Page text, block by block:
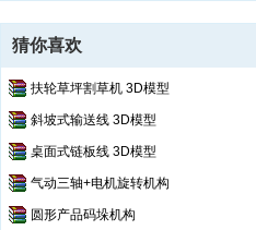
猜你喜欢
扶轮草坪割草机 3D模型
斜坡式输送线 3D模型
桌面式链板线 3D模型
气动三轴+电机旋转机构
圆形产品码垛机构